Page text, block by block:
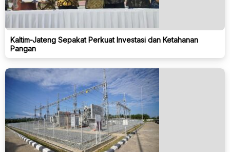
Kaltim-Jateng Sepakat Perkuat Investasi dan Ketahanan
Pangan